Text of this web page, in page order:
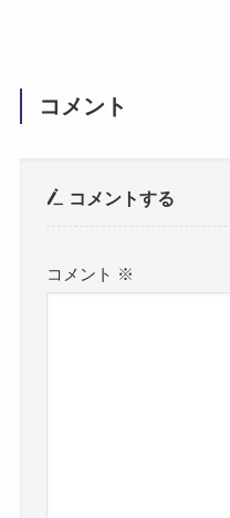
コメント
コメントする
コメント ※